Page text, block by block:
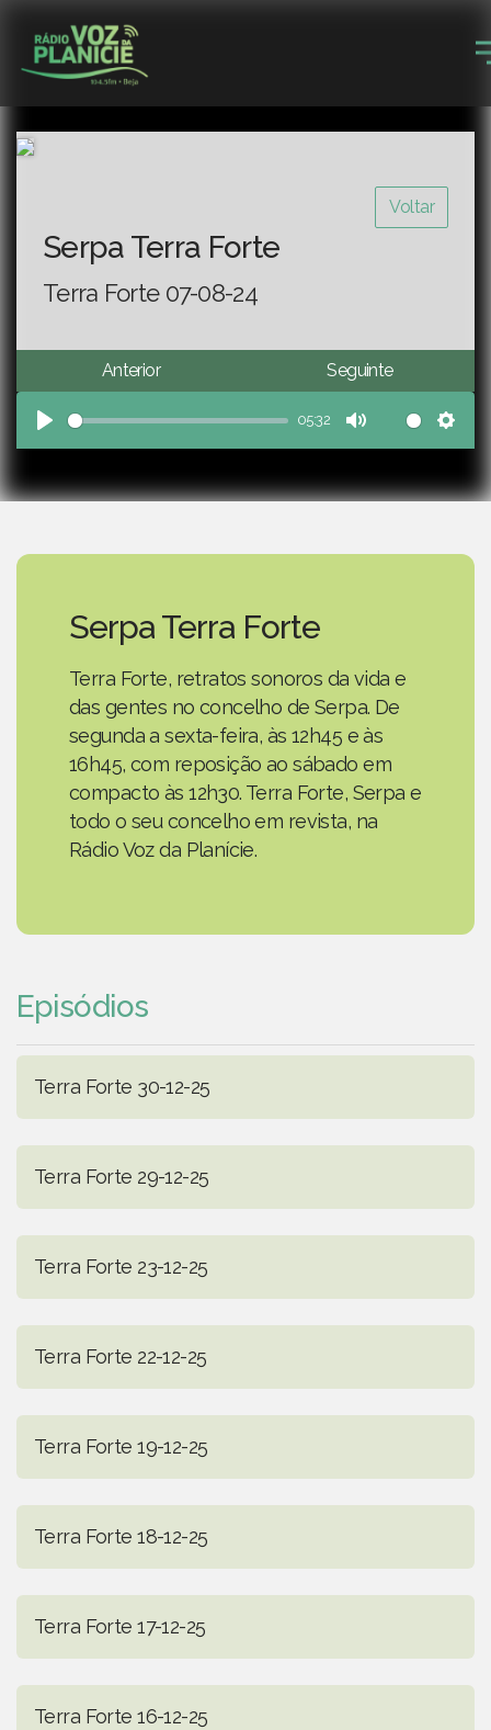
Voltar
Serpa Terra Forte
Terra Forte 07-08-24
Anterior Seguinte
Play
05:32
Mute
Serpa Terra Forte
Terra Forte, retratos sonoros da vida e
das gentes no concelho de Serpa. De
segunda a sexta-feira, às 12h45 e às
16h45, com reposição ao sábado em
compacto às 12h30. Terra Forte, Serpa e
todo o seu concelho em revista, na
Rádio Voz da Planície.
Episódios
Terra Forte 30-12-25
Terra Forte 29-12-25
Terra Forte 23-12-25
Terra Forte 22-12-25
Terra Forte 19-12-25
Terra Forte 18-12-25
Terra Forte 17-12-25
Terra Forte 16-12-25